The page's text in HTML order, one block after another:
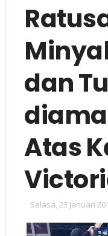
dan
Atas
Selasa, 23 Januari